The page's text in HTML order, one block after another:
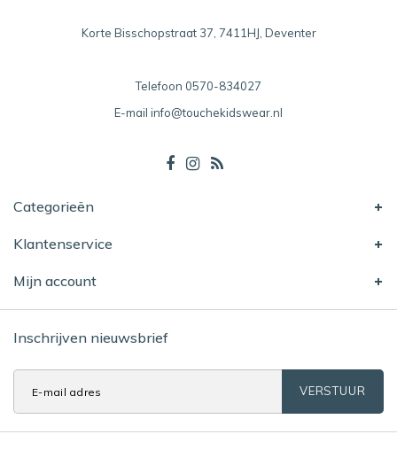
Korte Bisschopstraat 37, 7411HJ, Deventer
Telefoon 0570-834027
E-mail info@touchekidswear.nl
Categorieën
Klantenservice
Mijn account
Inschrijven nieuwsbrief
VERSTUUR